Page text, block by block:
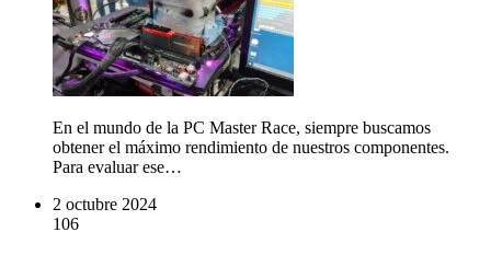
En el mundo de la PC Master Race, siempre buscamos
obtener el máximo rendimiento de nuestros componentes.
Para evaluar ese…
2 octubre 2024
106